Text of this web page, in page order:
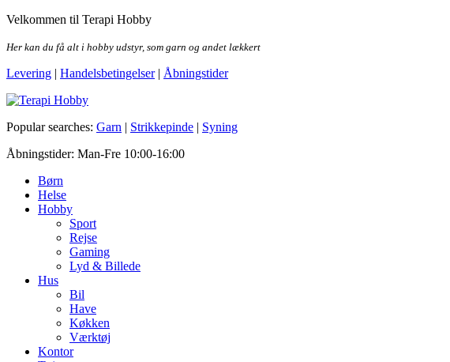
Skip
the
Velkommen til Terapi Hobby
Her kan du få alt i hobby udstyr, som garn og andet lækkert
Levering | Handelsbetingelser| Åbningstider
Terapi Hobby
Popular searches: Garn | Strikkepinde | Syning
Åbningstider: Man-Fre 10:00-16:00
Børn
Helse
Hobby
Sport
Rejse
Gaming
Lyd & Billede
Hus
Bil
Have
Køkken
Værktøj
Kontor